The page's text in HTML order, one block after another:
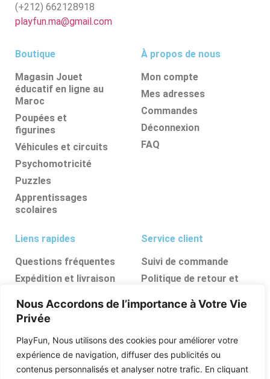
Nous Accordons de l’importance à Votre Vie
Privée
PlayFun, Nous utilisons des cookies pour améliorer votre
expérience de navigation, diffuser des publicités ou
contenus personnalisés et analyser notre trafic. En cliquant
(+212) 662128918
playfun.ma@gmail.com
Boutique
Magasin Jouet
éducatif en ligne au
Maroc
Poupées et
figurines
Véhicules et circuits
Psychomotricité
Puzzles
Apprentissages
scolaires
À propos de nous
Mon compte
Mes adresses
Commandes
Déconnexion
FAQ
Liens rapides
Questions fréquentes
Expédition et livraison
remboursements
Ressources, conseils et
astuces
Boutique
Qui sommes nous
Service client
Suivi de commande
Politique de retour et
FAQ